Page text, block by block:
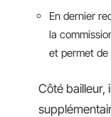
En dernier
la
et permet de
Côté bailleur,